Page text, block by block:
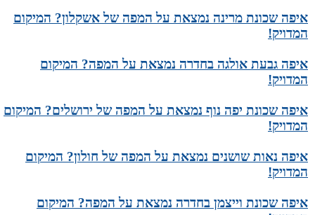
איפה שכונת מרינה נמצאת על המפה של אשקלון? המיקום
המדויק!
איפה גבעת אולגה בחדרה נמצאת על המפה? המיקום
המדויק!
איפה שכונת יפה נוף נמצאת על המפה של ירושלים? המיקום
המדויק!
איפה נאות שושנים נמצאת על המפה של חולון? המיקום
המדויק!
איפה שכונת וייצמן בחדרה נמצאת על המפה? המיקום